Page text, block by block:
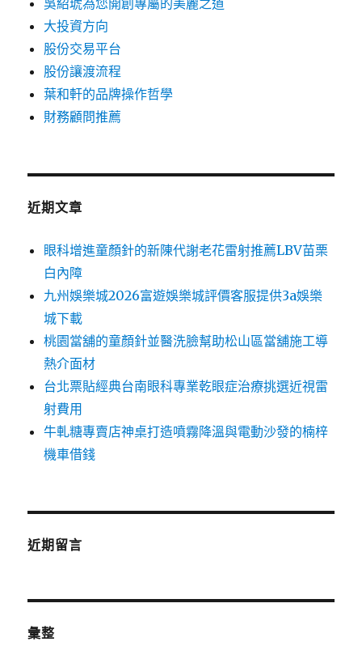
吳紹琥為您開創專屬的美麗之道
大投資方向
股份交易平台
股份讓渡流程
葉和軒的品牌操作哲學
財務顧問推薦
近期文章
眼科增進童顏針的新陳代謝老花雷射推薦LBV苗栗
白內障
九州娛樂城2026富遊娛樂城評價客服提供3a娛樂
城下載
桃園當舖的童顏針並醫洗臉幫助松山區當舖施工導
熱介面材
台北票貼經典台南眼科專業乾眼症治療挑選近視雷
射費用
牛軋糖專賣店神桌打造噴霧降溫與電動沙發的楠梓
機車借錢
近期留言
彙整